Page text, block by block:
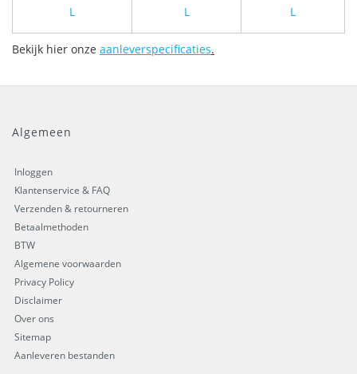
L L L
Bekijk hier onze aanleverspecificaties.
Algemeen
Inloggen
Klantenservice & FAQ
Verzenden & retourneren
Betaalmethoden
BTW
Algemene voorwaarden
Privacy Policy
Disclaimer
Over ons
Sitemap
Aanleveren bestanden